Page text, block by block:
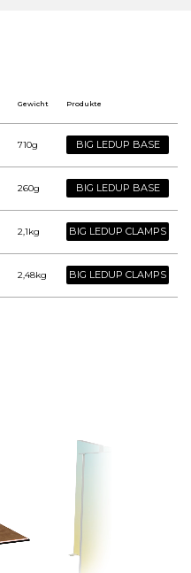
Gewicht Produkte
710g BIG LEDUP BASE
260g BIG LEDUP BASE
2,1kg BIG LEDUP CLAMPS
2,48kg BIG LEDUP CLAMPS